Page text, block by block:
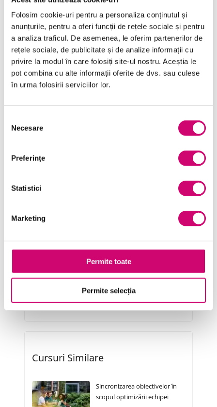
Folosim cookie-uri pentru a personaliza conținutul și
anunțurile, pentru a oferi funcții de rețele sociale și pentru
a analiza traficul. De asemenea, le oferim partenerilor de
rețele sociale, de publicitate și de analize informații cu
privire la modul în care folosiți site-ul nostru. Aceștia le
pot combina cu alte informații oferite de dvs. sau culese
în urma folosirii serviciilor lor.
consimțământului
Necesare
Preferinţe
Statistici
Marketing
Permite toate
Permite selecția
Categorii de Cursuri
Comunicare
Dezvoltare personală și profesională
Finanțe
Management și Leadership
Project Management
Transformare Digitală
Vânzări și negocieri
Cursuri Similare
Sincronizarea obiectivelor în
scopul optimizării echipei